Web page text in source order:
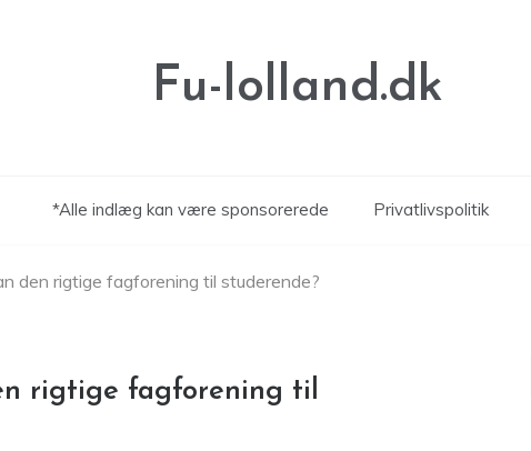
Fu-lolland.dk
*Alle indlæg kan være sponsorerede Privatlivspolitik
den rigtige fagforening til studerende?
rigtige fagforening til